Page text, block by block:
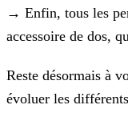
→ Enfin, tous les
accessoire de dos,
Reste désormais à
évoluer les